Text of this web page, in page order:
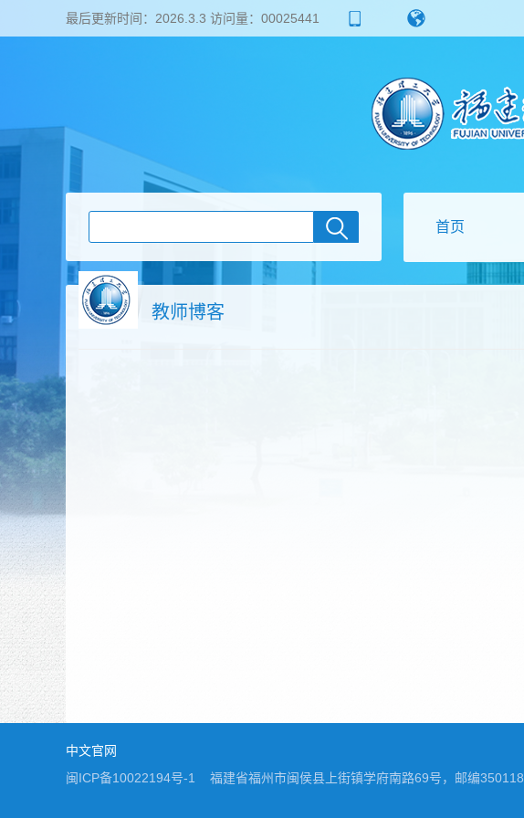
最后更新时间： 2026 3 3 访问量： 00025441
首页
教师博客
中文官网
闽ICP备10022194号-1 福建省福州市闽侯县上街镇学府南路69号，邮编350118